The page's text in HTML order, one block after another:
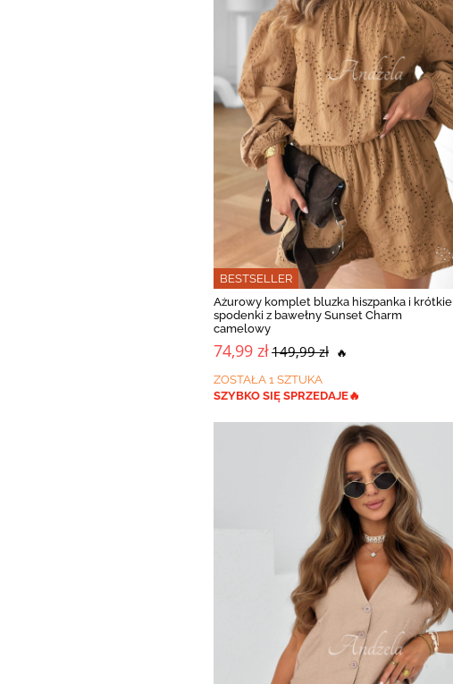
BESTSELLER
Ażurowy komplet bluzka hiszpanka i krótkie
spodenki z bawełny Sunset Charm
camelowy
74,99 zł149,99 zł 🔥
ZOSTAŁA 1 SZTUKA
SZYBKO SIĘ SPRZEDAJE🔥